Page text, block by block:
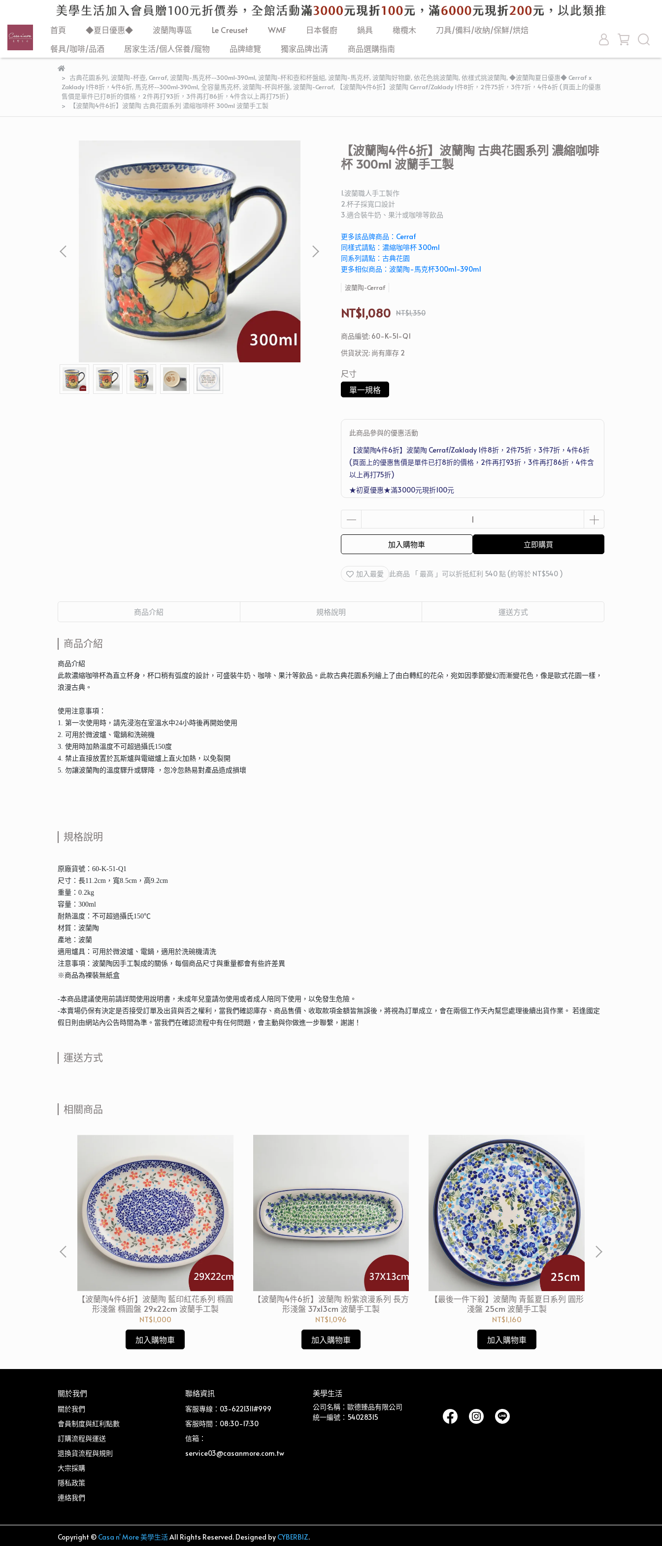
首頁 ◆夏日優惠◆ 波蘭陶專區 Le Creuset WMF 日本餐廚 鍋具 橄欖木
刀具/備料/收納/保鮮/烘焙
餐具/咖啡/品酒
居家生活/個人保養/寵物 品牌總覽 獨家品牌出清 商品選購指南
古典花園系列, 波蘭陶-杯壺, Cerraf, 波蘭陶-馬克杯--300ml-390ml, 波蘭陶-杯和壺和杯盤組, 波蘭陶-馬克杯, 波蘭陶好物慶, 依花色挑波蘭陶, 依樣式挑波蘭陶, ◆波蘭陶夏日優惠◆ Cerraf x
Zaklady 1件8折，4件6折, 馬克杯--300ml-390ml, 全容量馬克杯, 波蘭陶-杯與杯盤, 波蘭陶-Cerraf,
【波蘭陶4件6折】波蘭陶 Cerraf/Zaklady 1件8折，2件75折，3件7折，4件6折 (頁面上的優惠
售價是單件已打8折的價格，2件再打93折，3件再打86折，4件含以上再打75折)
【波蘭陶4件6折】波蘭陶 古典花園系列 濃縮咖啡杯 300ml 波蘭手工製
【波蘭陶4件6折】波蘭陶 古典花園系列 濃縮咖啡
杯 300ml 波蘭手工製
1.波蘭職人手工製作
2.杯子採寬口設計
3.適合裝牛奶、果汁或咖啡等飲品
更多該品牌商品：Cerraf
同樣式請點：濃縮咖啡杯 300ml
同系列請點：古典花園
更多相似商品：波蘭陶-馬克杯300ml-390ml
波蘭陶-Cerraf
NT$1,080 NT$1,350
商品編號: 60-K-51-Q1
供貨狀況: 尚有庫存 2
尺寸
單一規格
此商品參與的優惠活動
【波蘭陶4件6折】波蘭陶 Cerraf/Zaklady 1件8折，2件75折，3件7折，4件6折
(頁面上的優惠售價是單件已打8折的價格，2件再打93折，3件再打86折，4件含
以上再打75折)
★初夏優惠★滿3000元現折100元
Joseph 超收納廚房工具五件組
加入購物車 立即購買
加入最愛 此商品 「 最高 」可以折抵紅利 540 點 (約等於 NT$540 )
商品介紹 規格說明 運送方式
商品介紹
商品介紹
此款濃縮咖啡杯為直立杯身，杯口稍有弧度的設計，可盛裝牛奶、咖啡、果汁等飲品。此款古典花園系列繪上了由白轉紅的花朵，宛如因季節變幻而漸變花色，像是歐式花園一樣，
浪漫古典。
使用注意事項：
1. 第一次使用時，請先浸泡在室溫水中24小時後再開始使用
2. 可用於微波爐、電鍋和洗碗機
3. 使用時加熱溫度不可超過攝氏150度
4. 禁止直接放置於瓦斯爐與電磁爐上直火加熱，以免裂開
5. 勿讓波蘭陶的溫度驟升或驟降 ，忽冷忽熱易對產品造成損壞
規格說明
原廠貨號：60-K-51-Q1
尺寸：長11.2cm，寬8.5cm，高9.2cm
重量：0.2kg
容量：300ml
耐熱溫度：不可超過攝氏150℃
材質：波蘭陶
產地：波蘭
適用爐具：可用於微波爐、電鍋，適用於洗碗機清洗
注意事項：波蘭陶因手工製成的關係，每個商品尺寸與重量都會有些許差異
※商品為裸裝無紙盒
-本商品建議使用前請詳閱使用說明書，未成年兒童請勿使用或者成人陪同下使用，以免發生危險。
-本賣場仍保有決定是否接受訂單及出貨與否之權利，當我們確認庫存、商品售價、收取款項金額皆無誤後，將視為訂單成立，會在兩個工作天內幫您處理後續出貨作業。 若逢國定
假日則由網站內公告時間為準。當我們在確認流程中有任何問題，會主動與你做進一步聯繫，謝謝！
運送方式
相關商品
【波蘭陶4件6折】波蘭陶 藍印紅花系列 橢圓
形淺盤 橢圓盤 29x22cm 波蘭手工製
NT$1,000
加入購物車
【波蘭陶4件6折】波蘭陶 粉紫浪漫系列 長方
形淺盤 37x13cm 波蘭手工製
NT$1,096
加入購物車
【最後一件下殺】波蘭陶 青藍夏日系列 圓形
淺盤 25cm 波蘭手工製
NT$1,160
加入購物車
關於我們
關於我們
會員制度與紅利點數
訂購流程與運送
退換貨流程與規則
大宗採購
隱私政策
連絡我們
聯絡資訊
客服專線：03-6221311#999
客服時間：08:30-17:30
信箱：
service03@casanmore.com.tw
美學生活
公司名稱：歐德臻品有限公司
統一編號：54028315
Copyright © Casa n' More 美學生活All Rights Reserved. Designed by CYBERBIZ.